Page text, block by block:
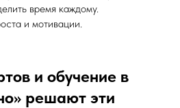
время каждому.
и мотивации.
и обучение в
решают эти